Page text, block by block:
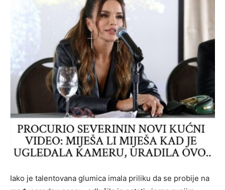
Iako je talentovana glumica imala priliku da se probije na